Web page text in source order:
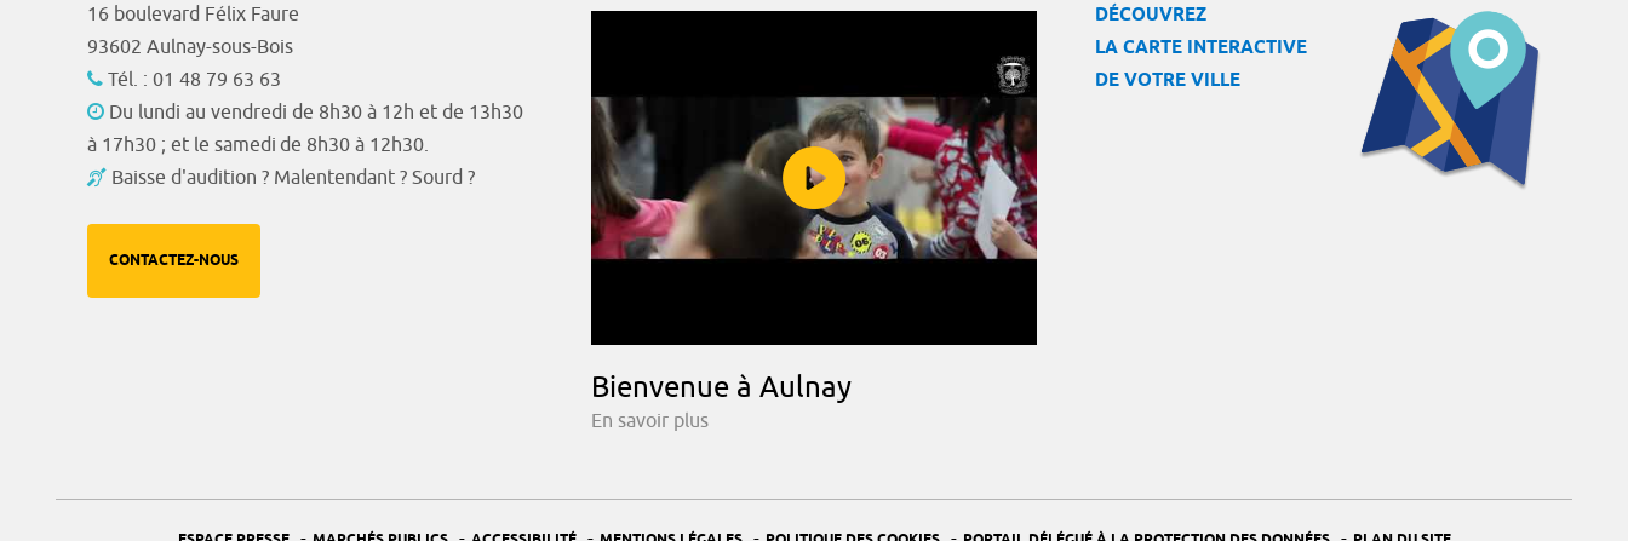
16 boulevard Félix Faure
93602 Aulnay-sous-Bois
Tél. : 01 48 79 63 63
Du lundi au vendredi de 8h30 à 12h et de 13h30
à 17h30 ; et le samedi de 8h30 à 12h30.
Baisse d'audition ? Malentendant ? Sourd ?
CONTACTEZ-NOUS
Bienvenue à Aulnay
En savoir plus
DÉCOUVREZ
LA CARTE INTERACTIVE
DE VOTRE VILLE